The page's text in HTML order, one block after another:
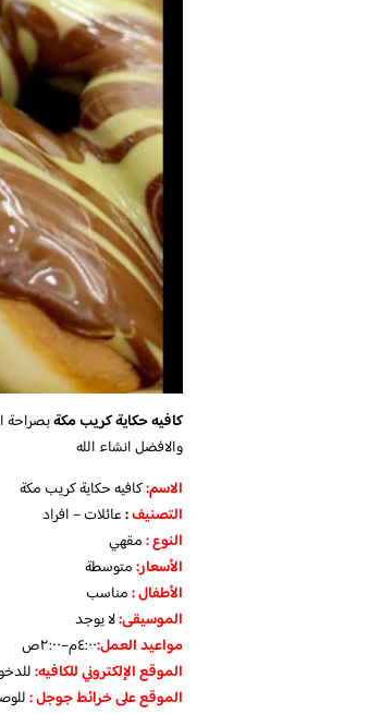
كافيه حكاية كريب مكةبصراحة
والافضل انشاء الله
الاسم:كافيه حكاية كريب مكة
التصنيف:عائلات – افراد
النوع :مقهي
الأسعار:متوسطة
الأطفال:مناسب
الموسيقى:لا يوجد
مواعيد العمل:٤:٠٠م–٢:٠٠ص
الموقع الإلكتروني للكافيه:
الموقع على خرائط جوجل: